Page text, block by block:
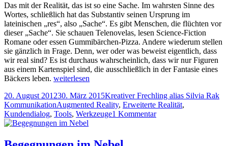
Das mit der Realität, das ist so eine Sache. Im wahrsten Sinne des
Wortes, schließlich hat das Substantiv seinen Ursprung im
lateinischen „res“, also „Sache“. Es gibt Menschen, die flüchten vor
dieser „Sache“. Sie schauen Telenovelas, lesen Science-Fiction
Romane oder essen Gummibärchen-Pizza. Andere wiederum stellen
sie gänzlich in Frage. Denn, wer oder was beweist eigentlich, dass
wir real sind? Es ist durchaus wahrscheinlich, dass wir nur Figuren
aus einem Kartenspiel sind, die ausschließlich in der Fantasie eines
Bäckers leben. Erweiterte
weiterlesen
Veröffentlicht
am
20. August 201230. März 2015Autor
Kreativer Frechling alias Silvia Rak
KommunikationTags
Augmented Reality, Erweiterte Realität,
Kundendialog, Tools, Werkzeuge1 Kommentarzu